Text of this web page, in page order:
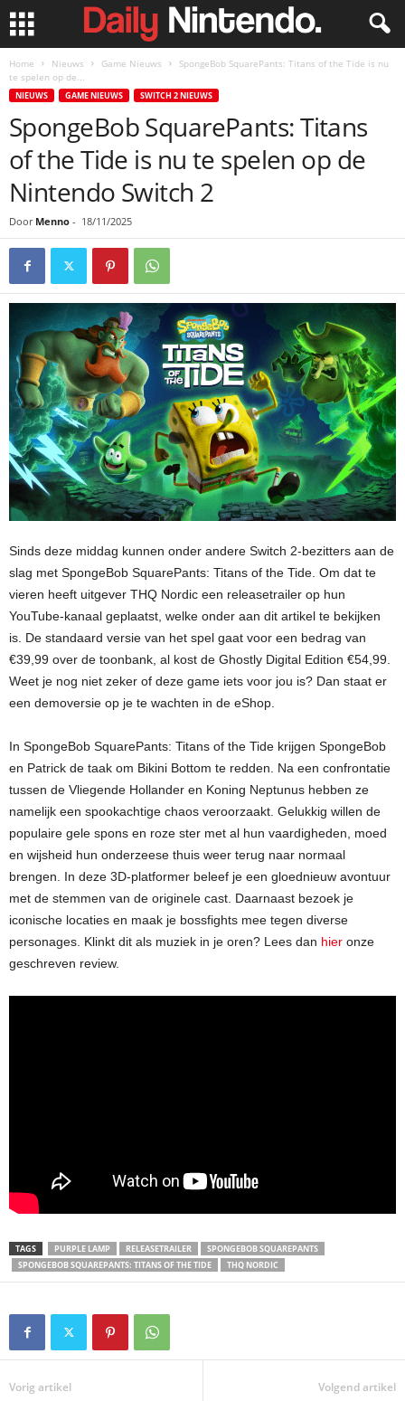
Home Nieuws Game Nieuws
SpongeBob SquarePants: Titans of the Tide is nu
te spelen op de...
NIEUWS GAME NIEUWS SWITCH 2 NIEUWS
SpongeBob SquarePants: Titans
of the Tide is nu te spelen op de
Nintendo Switch 2
Door Menno - 18/11/2025
Sinds deze middag kunnen onder andere Switch 2-bezitters aan de
slag met SpongeBob SquarePants: Titans of the Tide. Om dat te
vieren heeft uitgever THQ Nordic een releasetrailer op hun
YouTube-kanaal geplaatst, welke onder aan dit artikel te bekijken
is. De standaard versie van het spel gaat voor een bedrag van
€39,99 over de toonbank, al kost de Ghostly Digital Edition €54,99.
Weet je nog niet zeker of deze game iets voor jou is? Dan staat er
een demoversie op je te wachten in de eShop.
In SpongeBob SquarePants: Titans of the Tide krijgen SpongeBob
en Patrick de taak om Bikini Bottom te redden. Na een confrontatie
tussen de Vliegende Hollander en Koning Neptunus hebben ze
namelijk een spookachtige chaos veroorzaakt. Gelukkig willen de
populaire gele spons en roze ster met al hun vaardigheden, moed
en wijsheid hun onderzeese thuis weer terug naar normaal
brengen. In deze 3D-platformer beleef je een gloednieuw avontuur
met de stemmen van de originele cast. Daarnaast bezoek je
iconische locaties en maak je bossfights mee tegen diverse
personages. Klinkt dit als muziek in je oren? Lees dan hier onze
geschreven review.
TAGS PURPLE LAMP RELEASETRAILER
SPONGEBOB SQUAREPANTS
SPONGEBOB SQUAREPANTS: TITANS OF THE TIDE
THQ NORDIC
Vorig artikel Volgend artikel